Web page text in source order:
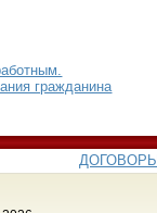
гражданина
ДОГОВОРЫ